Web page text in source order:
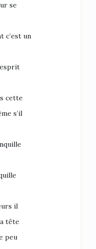
se
c’est un
cette
s’il
il
tête
peu